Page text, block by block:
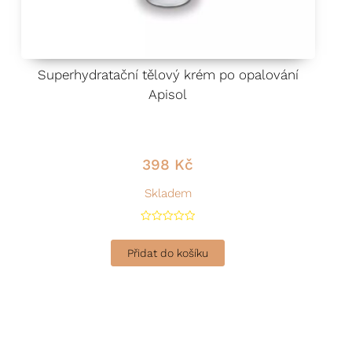
Kč – 448 Kč.
Superhydratační tělový krém po opalování
Apisol
398 Kč
Skladem
o
d
n
o
Přidat do košíku